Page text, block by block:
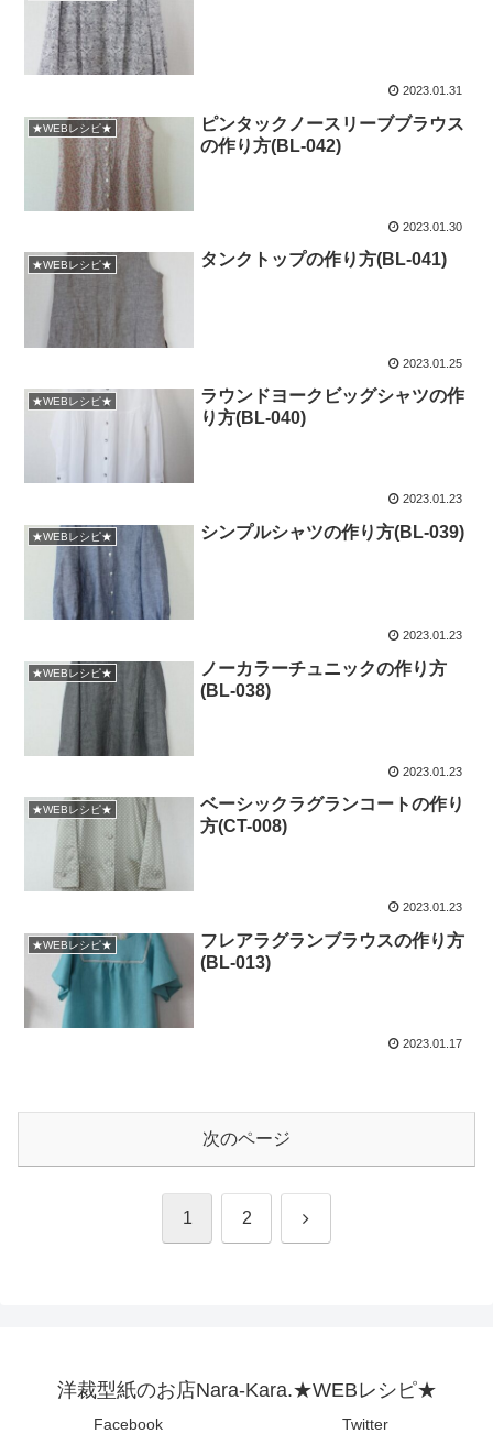
2023.01.31
★WEBレシピ★
ピンタックノースリーブブラウス
の作り方(BL-042)
2023.01.30
★WEBレシピ★ タンクトップの作り方(BL-041)
2023.01.25
★WEBレシピ★
ラウンドヨークビッグシャツの作
り方(BL-040)
2023.01.23
★WEBレシピ★ シンプルシャツの作り方(BL-039)
2023.01.23
★WEBレシピ★
ノーカラーチュニックの作り方
(BL-038)
2023.01.23
★WEBレシピ★
ベーシックラグランコートの作り
方(CT-008)
2023.01.23
★WEBレシピ★
フレアラグランブラウスの作り方
(BL-013)
2023.01.17
次のページ
1 2 次
洋裁型紙のお店Nara-Kara.★WEBレシピ★
Facebook Twitter